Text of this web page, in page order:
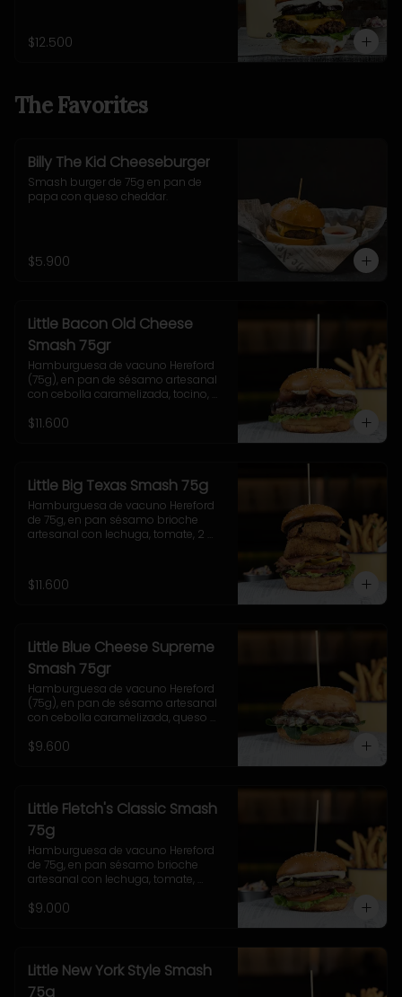
acompañamiento a elección.
$12.500
The Favorites
Billy The Kid Cheeseburger
Smash burger de 75g en pan de
papa con queso cheddar.
$5.900
Little Bacon Old Cheese
Smash 75gr
Hamburguesa de vacuno Hereford
(75g), en pan de sésamo artesanal
con cebolla caramelizada, tocino,
casera Uncle Fletch. Incluye papas
$11.600
Little Big Texas Smash 75g
Hamburguesa de vacuno Hereford
de 75g, en pan sésamo brioche
artesanal con lechuga, tomate, 2
Acompañamiento a elección y
coleslaw
$11.600
Little Blue Cheese Supreme
Smash 75gr
Hamburguesa de vacuno Hereford
(75g), en pan de sésamo artesanal
con cebolla caramelizada, queso
casera de queso azul. Incluye papas
$9.600
Little Fletch's Classic Smash
75g
Hamburguesa de vacuno Hereford
de 75g, en pan sésamo brioche
artesanal con lechuga, tomate,
casera Uncle Fletch.
$9.000
Little New York Style Smash
75g